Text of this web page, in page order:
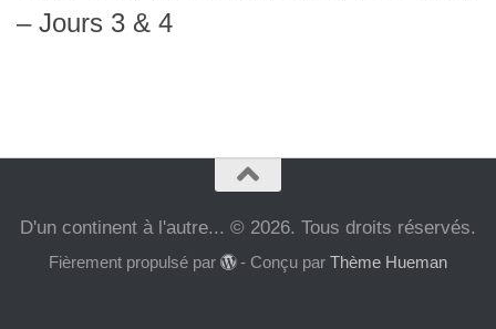
– Jours 3 & 4
D'un continent à l'autre... © 2026. Tous droits réservés.
Fièrement propulsé par - Conçu parThème Hueman